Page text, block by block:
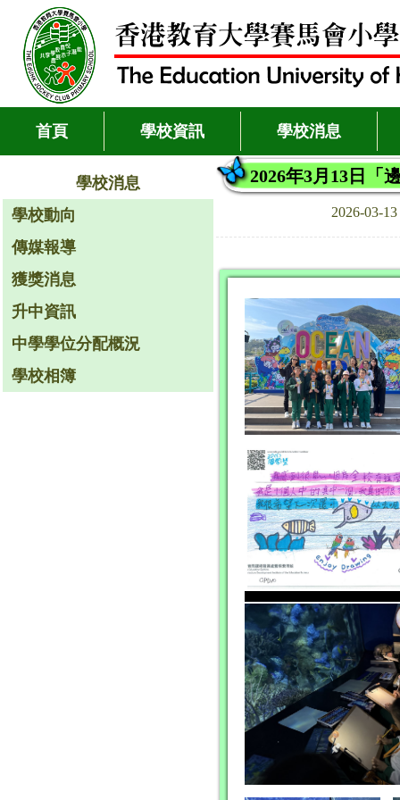
首頁 學校資訊 學校消息
學校消息
學校動向
傳媒報導
獲獎消息
升中資訊
中學學位分配概況
學校相簿
2026年3月13日「
2026-03-